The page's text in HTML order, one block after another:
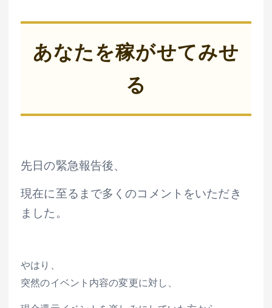
あなたを稼がせてみせ
る
先日の緊急報告後、
現在に至るまで多くのコメントをいただき
ました。
やはり、
突然のイベント内容の変更に対し、